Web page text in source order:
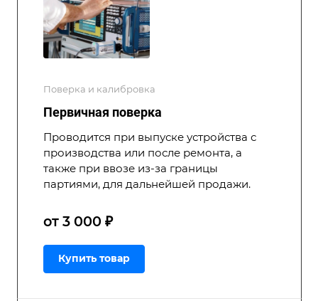
Поверка и калибровка
Первичная поверка
Проводится при выпуске устройства с
производства или после ремонта, а
также при ввозе из-за границы
партиями, для дальнейшей продажи.
от 3 000 ₽
Купить товар